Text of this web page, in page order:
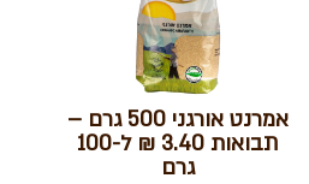
אמרנט אורגני 500 גרם –
תבואות 3.40 ₪ ל-100
גרם